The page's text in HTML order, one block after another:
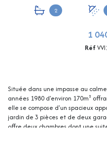
2
1
Réf
Située dans une impasse au
années 1980 d'environ 170m²
elle se compose d'un spacieux
jardin de 3 pièces et de deux
offre deux chambres dont une